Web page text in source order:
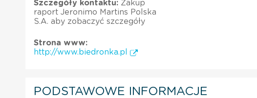
Szczegóły kontaktu: Zakup
raport Jeronimo Martins Polska
S.A. aby zobaczyć szczegóły
Strona www:
http://www.biedronka.pl
PODSTAWOWE INFORMACJE